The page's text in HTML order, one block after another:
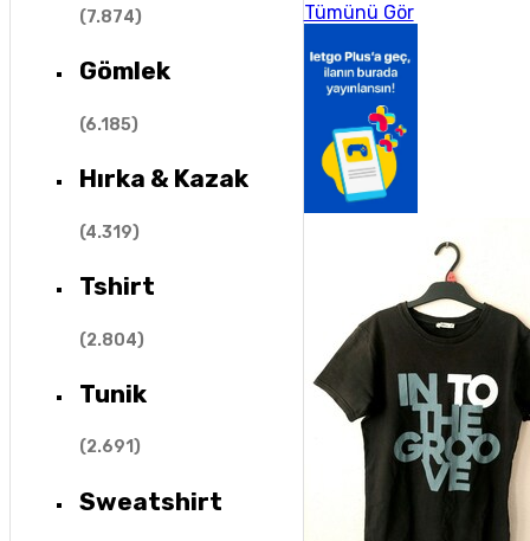
(7.874)
Gömlek
(6.185)
Hırka & Kazak
(4.319)
Tshirt
(2.804)
Tunik
(2.691)
Sweatshirt
Tümünü Gör